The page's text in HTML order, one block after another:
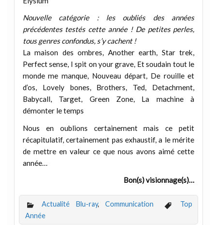
Nouvelle catégorie : les oubliés des années
précédentes testés cette année ! De petites perles,
tous genres confondus, s’y cachent !
La maison des ombres, Another earth, Star trek,
Perfect sense, I spit on your grave, Et soudain tout le
monde me manque, Nouveau départ, De rouille et
d’os, Lovely bones, Brothers, Ted, Detachment,
Babycall, Target, Green Zone, La machine à
démonter le temps
Nous en oublions certainement mais ce petit
récapitulatif, certainement pas exhaustif, a le mérite
de mettre en valeur ce que nous avons aimé cette
année…
Bon(s) visionnage(s)…
Actualité Blu-ray,Communication
Top
Année